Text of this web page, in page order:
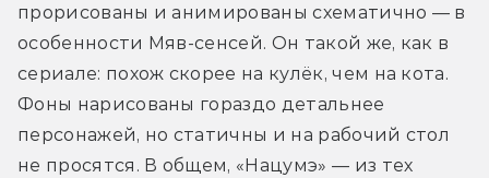
прорисованы и анимированы схематично — в
особенности Мяв-сенсей. Он такой же, как в
сериале: похож скорее на кулёк, чем на кота.
Фоны нарисованы гораздо детальнее
персонажей, но статичны и на рабочий стол
не просятся. В общем, «Нацумэ» — из тех